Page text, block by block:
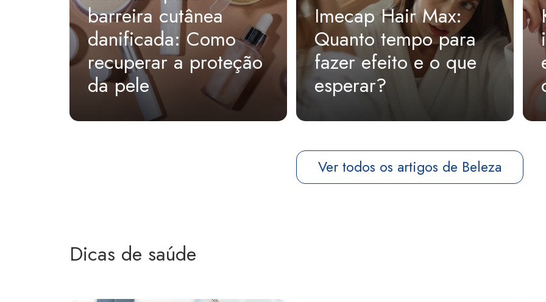
barreira cutânea
danificada: Como
recuperar a proteção
da pele
Imecap Hair Max:
Quanto tempo para
fazer efeito e o que
esperar?
Ver todos os artigos de Beleza
Dicas de saúde